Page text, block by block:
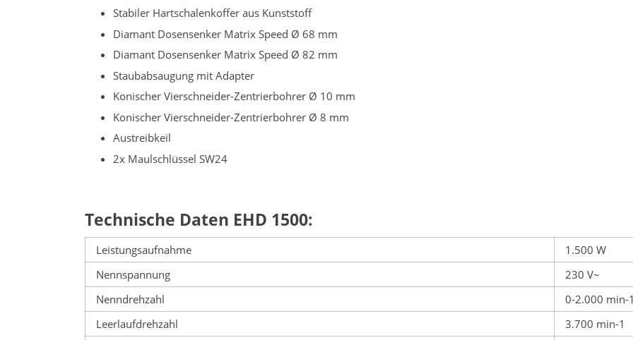
Stabiler Hartschalenkoffer aus Kunststoff
Diamant Dosensenker Matrix Speed Ø 68 mm
Diamant Dosensenker Matrix Speed Ø 82 mm
Staubabsaugung mit Adapter
Konischer Vierschneider-Zentrierbohrer Ø 10 mm
Konischer Vierschneider-Zentrierbohrer Ø 8 mm
Austreibkeil
2x Maulschlüssel SW24
Technische Daten EHD 1500:
Leistungsaufnahme
1.500 W
Nennspannung
230 V~
Nenndrehzahl
0-2.000 min-
Leerlaufdrehzahl
3.700 min-1